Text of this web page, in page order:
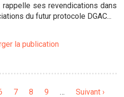
ses revendications dans
du futur protocole DGAC...
la publication
Page
7 Page
8 Page
9 …
Page
Suivant ›